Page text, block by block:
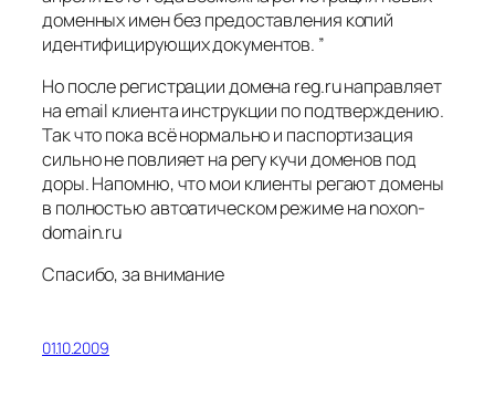
доменных имен без предоставления копий
идентифицирующих документов. ”
Но после регистрации домена reg.ru направляет
на email клиента инструкции по подтверждению.
Так что пока всё нормально и паспортизация
сильно не повлияет на регу кучи доменов под
доры. Напомню, что мои клиенты регают домены
в полностью автоатическом режиме на noxon-
domain.ru
Спасибо, за внимание
01.10.2009